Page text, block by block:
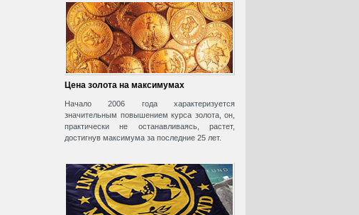
Цена золота на максимумах
Начало 2006 года характеризуется
значительным повышением курса золота, он,
практически не останавливаясь, растет,
достигнув максимума за последние 25 лет.